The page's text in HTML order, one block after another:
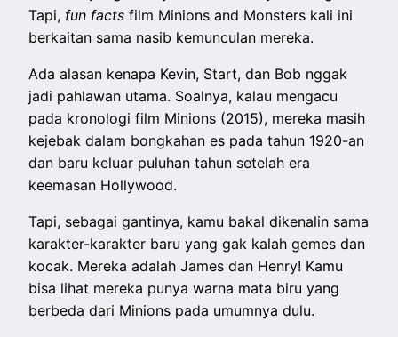
Tapi, fun factsfilm Minions and Monsters kali ini
berkaitan sama nasib kemunculan mereka.
Ada alasan kenapa Kevin, Start, dan Bob nggak
jadi pahlawan utama. Soalnya, kalau mengacu
pada kronologi film Minions (2015), mereka masih
kejebak dalam bongkahan es pada tahun 1920-an
dan baru keluar puluhan tahun setelah era
keemasan Hollywood.
Tapi, sebagai gantinya, kamu bakal dikenalin sama
karakter-karakter baru yang gak kalah gemes dan
kocak. Mereka adalah James dan Henry! Kamu
bisa lihat mereka punya warna mata biru yang
berbeda dari Minions pada umumnya dulu.